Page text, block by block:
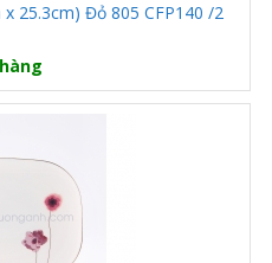
25.3cm) Đỏ 805 CFP140 /2